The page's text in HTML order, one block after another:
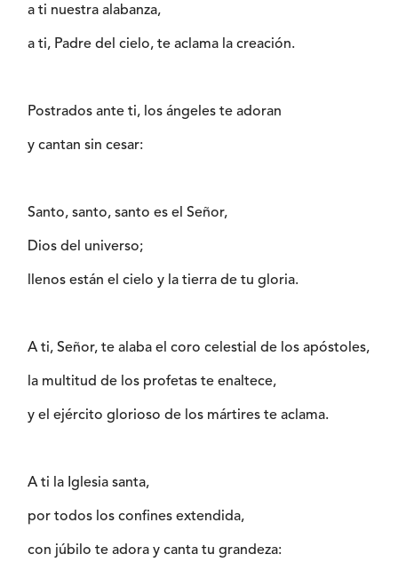
a ti nuestra alabanza,
a ti, Padre del cielo, te aclama la creación.
Postrados ante ti, los ángeles te adoran
y cantan sin cesar:
Santo, santo, santo es el Señor,
Dios del universo;
llenos están el cielo y la tierra de tu gloria.
A ti, Señor, te alaba el coro celestial de los apóstoles,
la multitud de los profetas te enaltece,
y el ejército glorioso de los mártires te aclama.
A ti la Iglesia santa,
por todos los confines extendida,
con júbilo te adora y canta tu grandeza: